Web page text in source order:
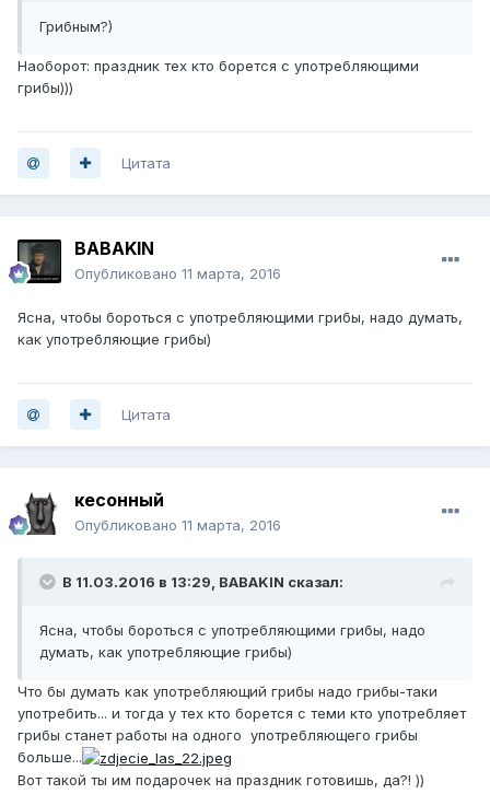
Грибным?)
Наоборот: праздник тех кто борется с употребляющими
грибы)))
Цитата
BABAKIN
Опубликовано 11 марта, 2016
Ясна, чтобы бороться с употребляющими грибы, надо думать,
как употребляющие грибы)
Цитата
кесонный
Опубликовано 11 марта, 2016
В 11.03.2016 в 13:29, BABAKIN сказал:
Ясна, чтобы бороться с употребляющими грибы, надо
думать, как употребляющие грибы)
Что бы думать как употребляющий грибы надо грибы-таки
употребить... и тогда у тех кто борется с теми кто употребляет
грибы станет работы на одного употребляющего грибы
больше...
Вот такой ты им подарочек на праздник готовишь, да?! ))